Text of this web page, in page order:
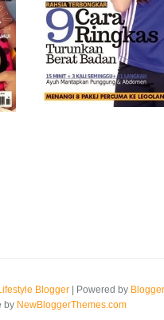
Blogger | Powered by Blogger
by NewBloggerThemes.com